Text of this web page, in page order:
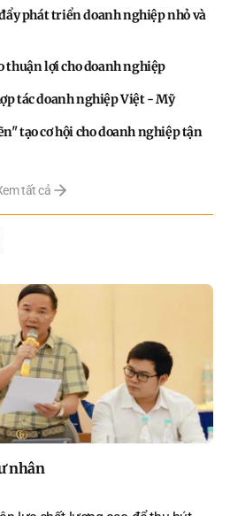
phát triển doanh nghiệp nhỏ và
thuận lợi cho doanh nghiệp
tác doanh nghiệp Việt - Mỹ
tạo cơ hội cho doanh nghiệp tận
tất cả
nhân